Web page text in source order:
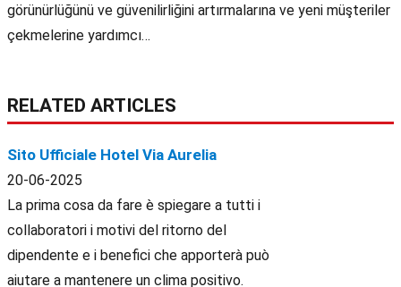
görünürlüğünü ve güvenilirliğini artırmalarına ve yeni müşteriler
çekmelerine yardımcı…
RELATED ARTICLES
Sito Ufficiale Hotel Via Aurelia
20-06-2025
La prima cosa da fare è spiegare a tutti i
collaboratori i motivi del ritorno del
dipendente e i benefici che apporterà può
aiutare a mantenere un clima positivo.